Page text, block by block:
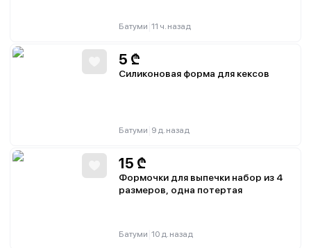
Батуми 11 ч. назад
5 ₾
Силиконовая форма для кексов
Батуми 9 д. назад
15 ₾
Формочки для выпечки набор из 4
размеров, одна потертая
Батуми 10 д. назад